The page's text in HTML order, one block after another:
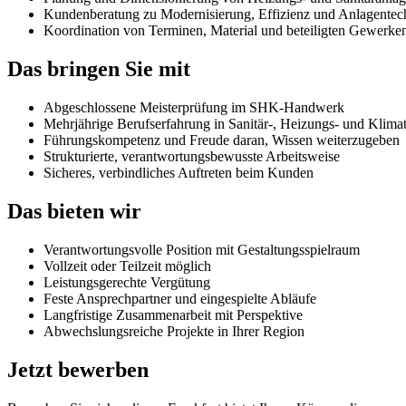
Kundenberatung zu Modernisierung, Effizienz und
Koordination von Terminen, Material und beteiligten
Das bringen Sie mit
Abgeschlossene Meisterprüfung im SHK-Handwerk
Mehrjährige Berufserfahrung in Sanitär-, Heizungs- und
Führungskompetenz und Freude daran, Wissen weiterzugeben
Strukturierte, verantwortungsbewusste Arbeitsweise
Sicheres, verbindliches Auftreten beim Kunden
Das bieten wir
Verantwortungsvolle Position mit Gestaltungsspielraum
Vollzeit oder Teilzeit möglich
Leistungsgerechte Vergütung
Feste Ansprechpartner und eingespielte Abläufe
Langfristige Zusammenarbeit mit Perspektive
Abwechslungsreiche Projekte in Ihrer Region
Jetzt bewerben